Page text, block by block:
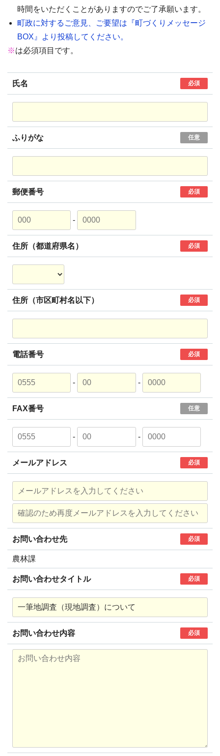
時間をいただくことがありますのでご了承願います。
町政に対するご意見、ご要望は『町づくりメッセージ
BOX』より投稿してください。
※は必須項目です。
氏名 必須
ふりがな 任意
郵便番号 必須
-
住所（都道府県名） 必須
住所（市区町村名以下） 必須
電話番号 必須
- -
FAX番号 任意
- -
メールアドレス 必須
お問い合わせ先 必須
農林課
お問い合わせタイトル 必須
お問い合わせ内容 必須